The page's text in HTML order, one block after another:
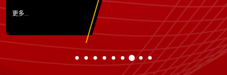
更多...